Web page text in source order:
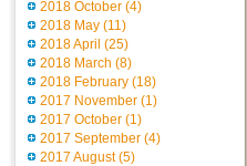
2018 October (4)
2018 May (11)
2018 April (25)
2018 March (8)
2018 February (18)
2017 November (1)
2017 October (1)
2017 September (4)
2017 August(5)